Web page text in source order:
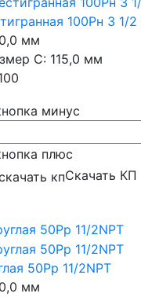
100Рн 3 1/2
мм
C: 115,0 мм
Скачать КП
50Рр 11/2NPT
мм